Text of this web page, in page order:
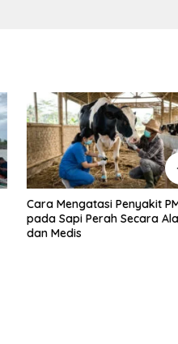
Dosis dan Cara Pemupukan
Tanaman Padi pada Fase
Vegetatif Aktif yang Tepat